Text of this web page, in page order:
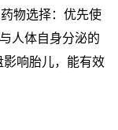
物选择：优先使
人体自身分泌的
响胎儿，能有效